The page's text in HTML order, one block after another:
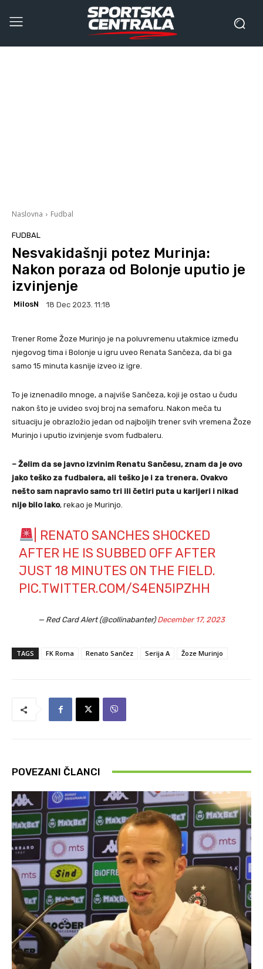
Naslovna Fudbal
FUDBAL
Nesvakidašnji potez Murinja:
Nakon poraza od Bolonje uputio je
izvinjenje
MilosN 18 Dec 2023. 11:18
Trener Rome Žoze Murinjo je na poluvremenu utakmice između
njegovog tima i Bolonje u igru uveo Renata Sančeza, da bi ga
samo 15 minuta kasnije izveo iz igre.
To je iznenadilo mnoge, a najviše Sančeza, koji je ostao u čudu
nakon što je uvideo svoj broj na semaforu. Nakon meča tu
situaciju je obrazložio jedan od najboljih trener svih vremena Žoze
Murinjo i uputio izvinjenje svom fudbaleru.
– Želim da se javno izvinim Renatu Sančesu, znam da je ovo
jako teško za fudbalera, ali teško je i za trenera. Ovakvo
nešto sam napravio samo tri ili četiri puta u karijeri i nikad
nije bilo lako, rekao je Murinjo.
| RENATO SANCHES SHOCKED
AFTER HE IS SUBBED OFF AFTER
JUST 18 MINUTES ON THE FIELD.
PIC.TWITTER.COM/S4EN5IPZHH
— Red Card Alert (@collinabanter)December 17, 2023
TAGS FK Roma Renato Sančez Serija A Žoze Murinjo
POVEZANI ČLANCI